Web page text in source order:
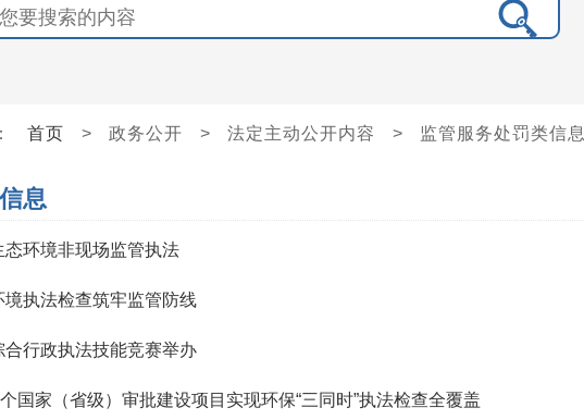
首页 > 政务公开 > 法定主动公开内容 > 监管服务处罚类信息
息
态环境非现场监管执法
境执法检查筑牢监管防线
合行政执法技能竞赛举办
国家（省级）审批建设项目实现环保“三同时”执法检查全覆盖